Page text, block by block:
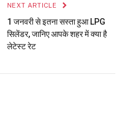
NEXT ARTICLE
1 जनवरी से इतना सस्ता हुआ LPG
सिलेंडर, जानिए आपके शहर में क्या है
लेटेस्ट रेट